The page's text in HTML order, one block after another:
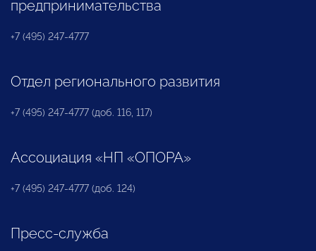
предпринимательства
+7 (495) 247-4777
Отдел регионального развития
+7 (495) 247-4777 (доб. 116, 117)
Ассоциация «НП «ОПОРА»
+7 (495) 247-4777 (доб. 124)
Пресс-служба